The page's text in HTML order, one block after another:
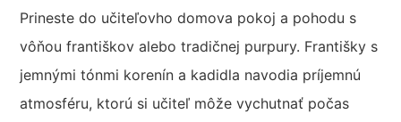
Prineste do učiteľovho domova pokoj a pohodu s
vôňou františkov alebo tradičnej purpury. Františky s
jemnými tónmi korenín a kadidla navodia príjemnú
atmosféru, ktorú si učiteľ môže vychutnať počas